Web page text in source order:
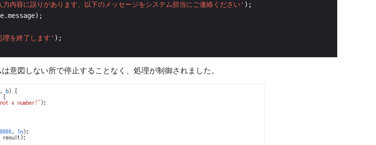
力内容に誤りがあります、以下のメッセージをシステム担当にご連絡ください'
理を終了します'
意図しない所で停止することなく、処理が制御されました。